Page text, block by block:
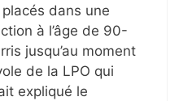
dans une
à l’âge de 90-
jusqu’au moment
de la LPO qui
expliqué le